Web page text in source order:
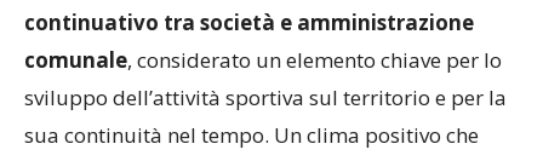
comunale, considerato un elemento chiave per lo
sviluppo dell’attività sportiva sul territorio e per la
sua continuità nel tempo. Un clima positivo che
rafforza una sinergia già consolidata tra le parti e